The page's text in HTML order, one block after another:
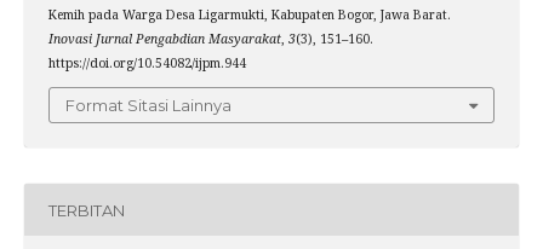
Kemih pada Warga Desa Ligarmukti, Kabupaten Bogor, Jawa Barat.
Inovasi Jurnal Pengabdian Masyarakat, 3(3), 151–160.
https://doi.org/10.54082/ijpm.944
Format Sitasi Lainnya
TERBITAN